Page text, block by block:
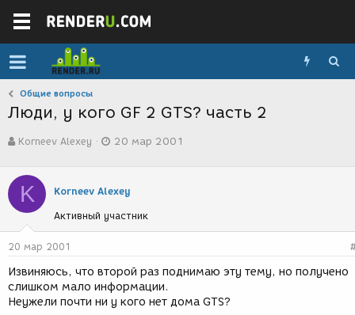
Общие вопросы
Люди, у кого GF 2 GTS? часть 2
в
о
р
т
е
м
ы
Korneev Alexey
а
с
з
д
и
я
20 мар 2001
K Korneev Alexey
Активный участник
20 мар 2001
Извиняюсь, что второй раз поднимаю эту тему, но получено
слишком мало информации.
Неужели почти ни у кого нет дома GTS?